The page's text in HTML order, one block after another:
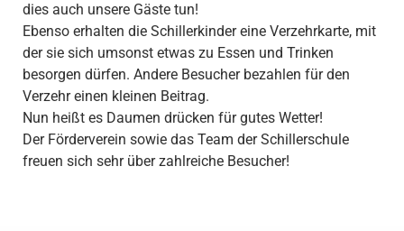
dies auch unsere Gäste tun!
Ebenso erhalten die Schillerkinder eine Verzehrkarte, mit
der sie sich umsonst etwas zu Essen und Trinken
besorgen dürfen. Andere Besucher bezahlen für den
Verzehr einen kleinen Beitrag.
Nun heißt es Daumen drücken für gutes Wetter!
Der Förderverein sowie das Team der Schillerschule
freuen sich sehr über zahlreiche Besucher!